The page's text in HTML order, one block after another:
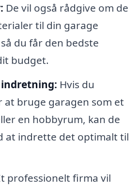
De vil også rådgive om de
til din garage
du får den bedste
budget.
Hvis du
bruge garagen som et
en hobbyrum, kan de
at indrette det optimalt til
professionelt firma vil